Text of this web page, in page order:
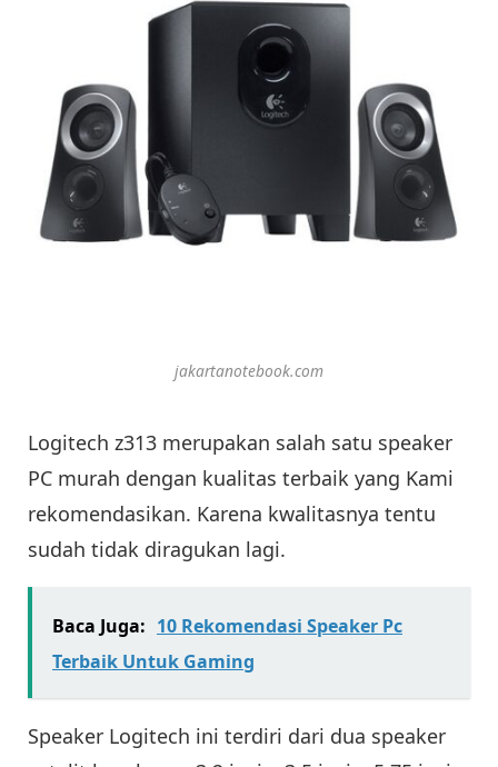
jakartanotebook.com
Logitech z313 merupakan salah satu speaker
PC murah dengan kualitas terbaik yang Kami
rekomendasikan. Karena kwalitasnya tentu
sudah tidak diragukan lagi.
Baca Juga: 10 Rekomendasi Speaker Pc
Terbaik Untuk Gaming
Speaker Logitech ini terdiri dari dua speaker